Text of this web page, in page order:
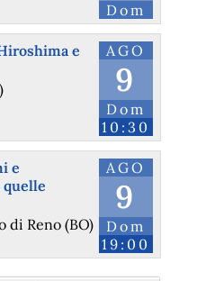
Dom
AGO
9
Dom
10:30
e
AGO
9
Dom
19:00
e
di Reno (BO)